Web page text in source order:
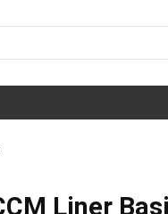
Liner